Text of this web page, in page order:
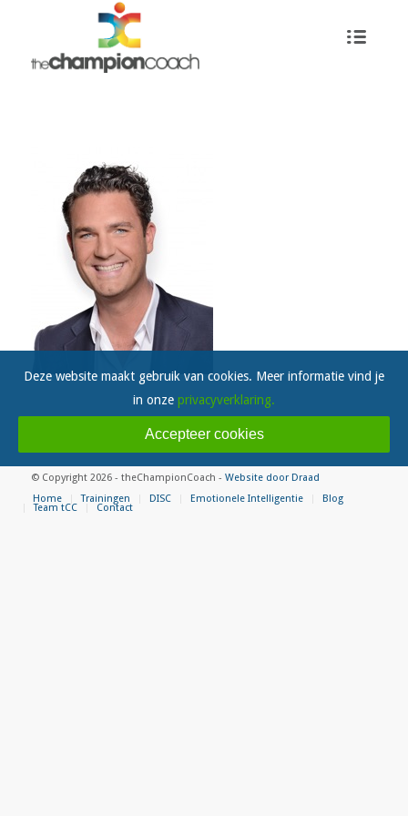
© Copyright 2026 - theChampionCoach - Website door Draad
Home
Trainingen DISC Emotionele Intelligentie Blog
Team tCC Contact
Deze website maakt gebruik van cookies. Meer informatie vind je
in onze privacyverklaring.
Accepteer cookies